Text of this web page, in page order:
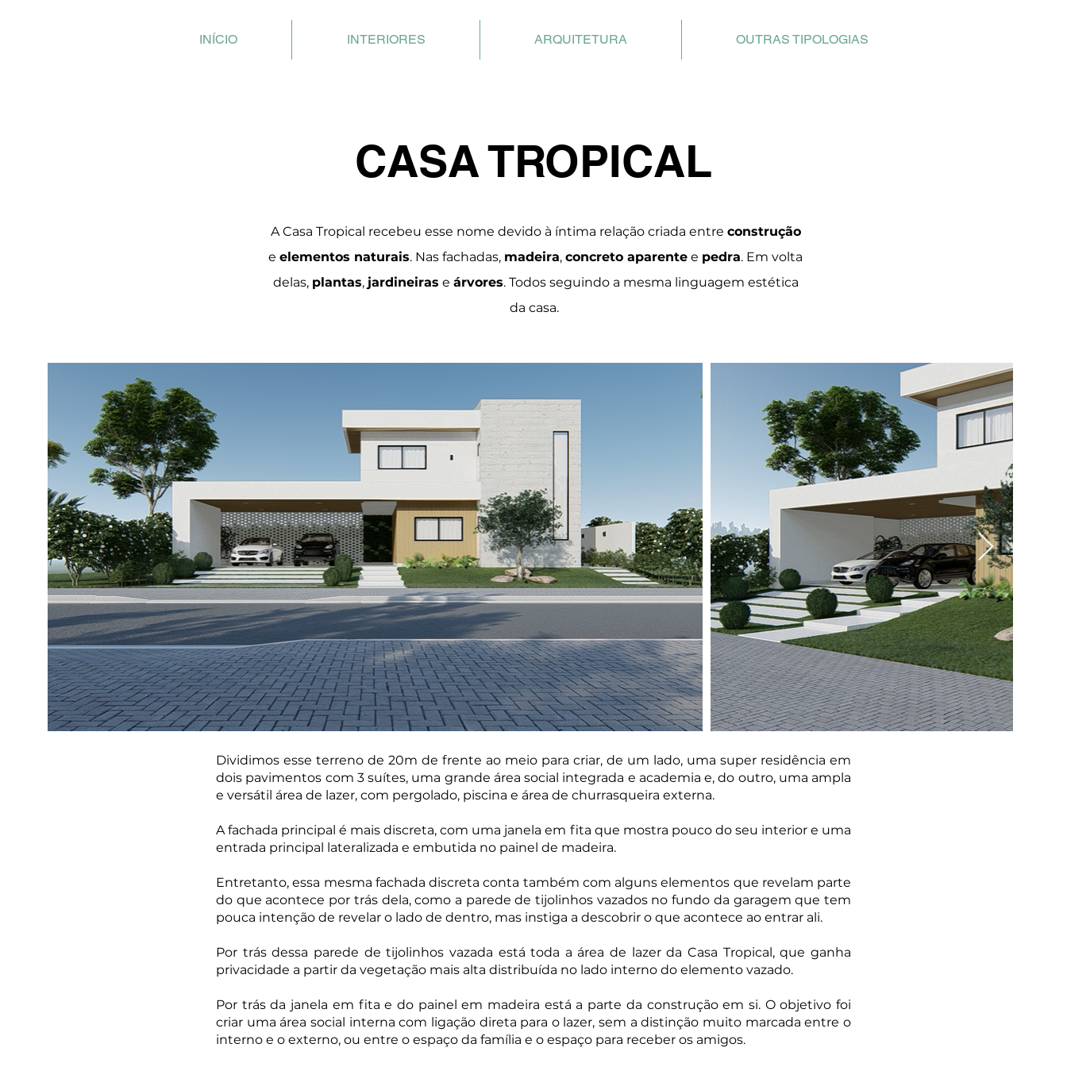
INÍCIO INTERIORES ARQUITETURA OUTRAS TIPOLOGIAS
CASA TROPICAL
A Casa Tropical recebeu esse nome devido à íntima relação criada entre construção
e elementos naturais. Nas fachadas, madeira, concreto aparente e pedra. Em volta
delas, plantas, jardineiras e árvores. Todos seguindo a mesma linguagem estética
da casa.
Dividimos esse terreno de 20m de frente ao meio para criar, de um lado, uma super residência em
dois pavimentos com 3 suítes, uma grande área social integrada e academia e, do outro, uma ampla
e versátil área de lazer, com pergolado, piscina e área de churrasqueira externa.
A fachada principal é mais discreta, com uma janela em fita que mostra pouco do seu interior e uma
entrada principal lateralizada e embutida no painel de madeira.
Entretanto, essa mesma fachada discreta conta também com alguns elementos que revelam parte
do que acontece por trás dela, como a parede de tijolinhos vazados no fundo da garagem que tem
pouca intenção de revelar o lado de dentro, mas instiga a descobrir o que acontece ao entrar ali.
Por trás dessa parede de tijolinhos vazada está toda a área de lazer da Casa Tropical, que ganha
privacidade a partir da vegetação mais alta distribuída no lado interno do elemento vazado.
Por trás da janela em fita e do painel em madeira está a parte da construção em si. O objetivo foi
criar uma área social interna com ligação direta para o lazer, sem a distinção muito marcada entre o
interno e o externo, ou entre o espaço da família e o espaço para receber os amigos.